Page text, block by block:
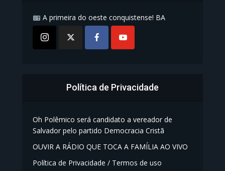
A primeira do oeste conquistense! BA
Política de Privacidade
Oh Polêmico será candidato a vereador de
Salvador pelo partido Democracia Cristã
OUVIR A RÁDIO QUE TOCA A FAMÍLIA AO VIVO
Política de Privacidade / Termos de uso